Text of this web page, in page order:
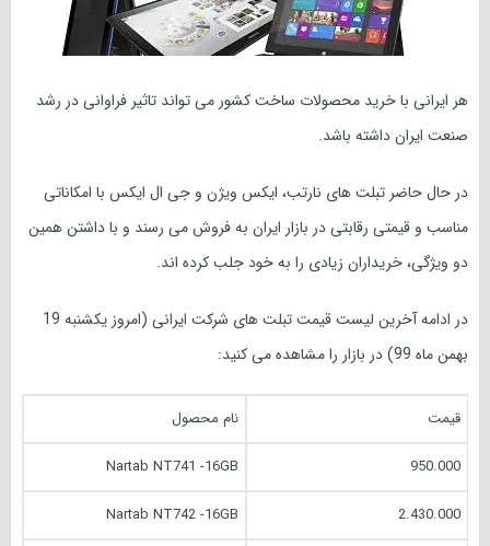
هر ایرانی با خرید محصولات ساخت کشور می تواند تاثیر فراوانی در رشد
صنعت ایران داشته باشد.
در حال حاضر تبلت های نارتب، ایکس ویژن و جی ال ایکس با امکاناتی
مناسب و قیمتی رقابتی در بازار ایران به فروش می رسند و با داشتن همین
دو ویژگی، خریداران زیادی را به خود جلب کرده اند.
در ادامه آخرین لیست قیمت تبلت های شرکت ایرانی (امروز یکشنبه 19
بهمن ماه 99) در بازار را مشاهده می کنید:
قیمت نام محصول
950.000
Nartab NT741 -16GB
2.430.000
Nartab NT742 -16GB